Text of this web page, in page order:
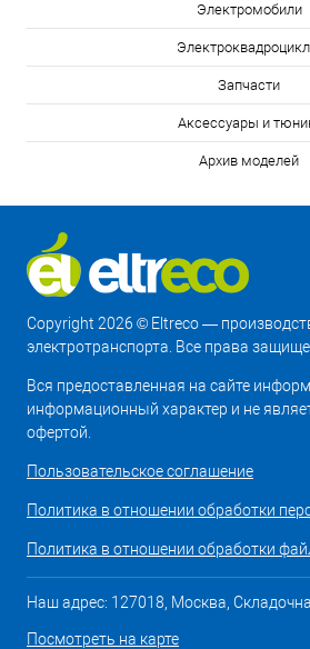
Электромобили
Запчасти
Аксессуары и
Архив моделей
Copyright 2026 © Eltreco —
электротранспорта. Все права
Вся предоставленная на сайте
информационный характер и не
офертой.
Пользовательское соглашение
Политика в отношении обработки
Политика в отношении обработки
Наш адрес: 127018, Москва,
Посмотреть на карте